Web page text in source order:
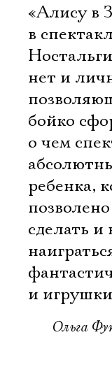
«Алису в
в
нет и
бойко
о чем
ребенка,
сделать и
и
Ольга